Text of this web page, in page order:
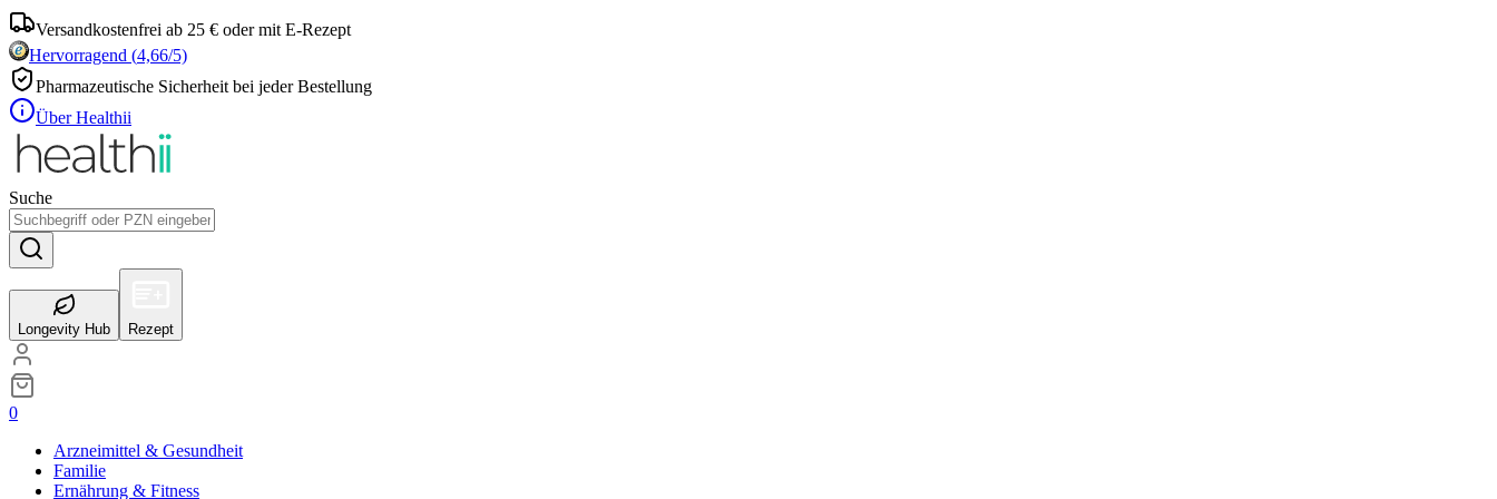
Versandkostenfrei ab 25 € oder mit E-Rezept
Hervorragend (4,66/5)
Pharmazeutische Sicherheit bei jeder Bestellung
Über Healthii
Suche
Longevity Hub Rezept
0
Arzneimittel & Gesundheit
Familie
Ernährung & Fitness